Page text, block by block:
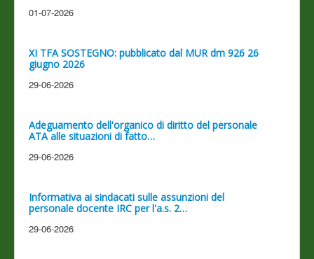
01-07-2026
XI TFA SOSTEGNO: pubblicato dal MUR dm 926 26
giugno 2026
29-06-2026
Adeguamento dell'organico di diritto del personale
ATA alle situazioni di fatto…
29-06-2026
Informativa ai sindacati sulle assunzioni del
personale docente IRC per l'a.s. 2…
29-06-2026